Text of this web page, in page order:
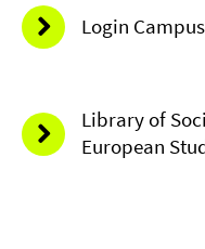
Login
Library of
European